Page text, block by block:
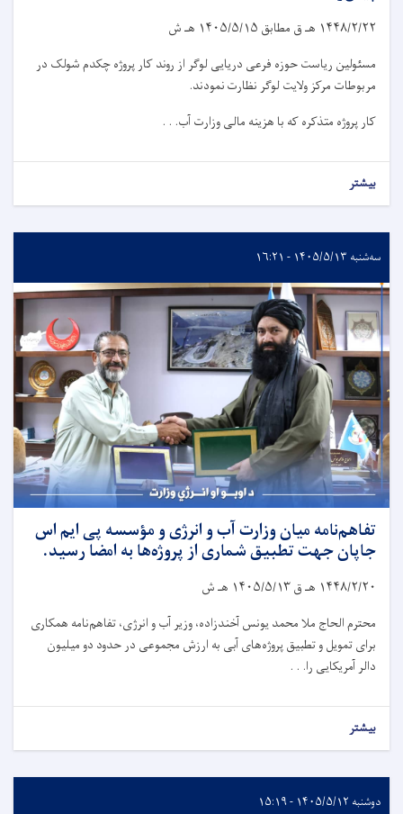
۱۴۴۸/۲/۲۲ هـ ق مطابق ۱۴۰۵/۵/۱۵ هـ ش
مسئولین ریاست حوزه فرعی دریایی لوگر از روند کار پروژه چکدم شولک در
مربوطات مرکز ولایت لوگر نظارت نمودند.
کار پروژه متذکره که با هزینه مالی وزارت آب. . .
بیشتر
سه‌شنبه ۱۴۰۵/۵/۱۳ - ۱۶:۲۱
تفاهم‌نامه میان وزارت آب و انرژی و مؤسسه پی ایم اس
جاپان جهت تطبیق شماری از پروژه‌ها به امضا رسید.
۱۴۴۸/۲/۲۰ هـ ق۱۴۰۵/۵/۱۳ هـ ش
محترم الحاج ملا محمد یونس آخندزاده، وزیر آب و انرژی، تفاهم‌نامه همکاری
برای تمویل و تطبیق پروژه‌های آبی به ارزش مجموعی در حدود دو میلیون
دالر آمریکایی را. . .
بیشتر
دوشنبه ۱۴۰۵/۵/۱۲ - ۱۵:۱۹